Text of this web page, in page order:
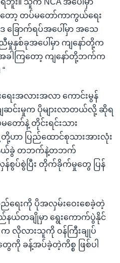
တော့ တပ်မတော်ကာကွယ်ရေး
ါဒ ခြောက်ရပ်အပေါ်မှာ အသေ
နှစ်ခုအပေါ်မှာ ကျနော်တို့က
အခါကြတော့ ကျနော်တို့ဘက်က
းရေးအလားအလာ ကောင်းမွန်
းမှုက ပိုများလာတယ်လို့ ဆိုရ
ော်နဲ့ တိုင်းရင်းသား
ာ ပြည်ထောင်စုသားအားလုံး
ါ့နယ်ခွဲ တဘက်နဲ့တဘက်
စွပ်စွဲပြီး တိုက်ခိုက်မှုတွေ ပြန်
ည်ရေးကို ပိုအလှမ်းဝေးစေခဲ့တဲ့
နယ်တချိုမှာ ရွေးကောက်ပွဲနိုင်
က လိုလားသူကို ဝန်ကြီးချုပ်
ေကို ခန့်အပ်ခဲ့တဲ့ကိစ္စ ဖြစ်ပါ